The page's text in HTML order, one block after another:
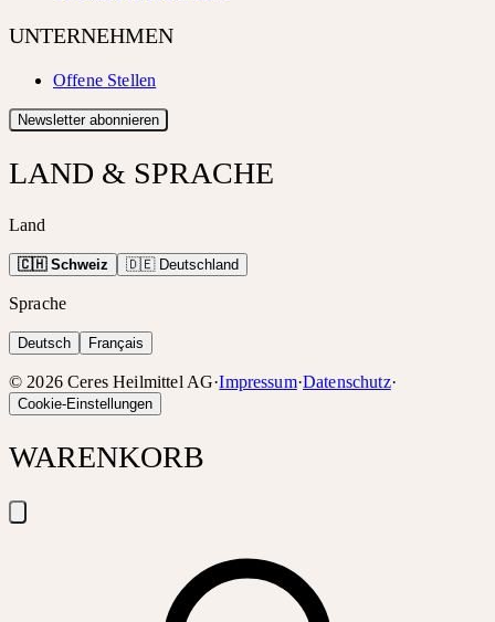
UNTERNEHMEN
Offene Stellen
Newsletter abonnieren
LAND & SPRACHE
Land
🇨🇭 Schweiz 🇩🇪 Deutschland
Sprache
Deutsch Français
© 2026 Ceres Heilmittel AG·Impressum·Datenschutz·
Cookie-Einstellungen
WARENKORB